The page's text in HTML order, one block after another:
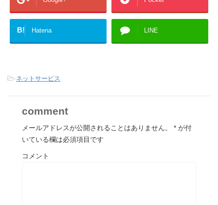
B! Hatena LINE
-ネットサービス
comment
メールアドレスが公開されることはありません。 * が付
いている欄は必須項目です
コメント